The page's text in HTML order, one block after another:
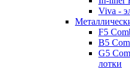
Viva -
F5
B5
G5
лотки